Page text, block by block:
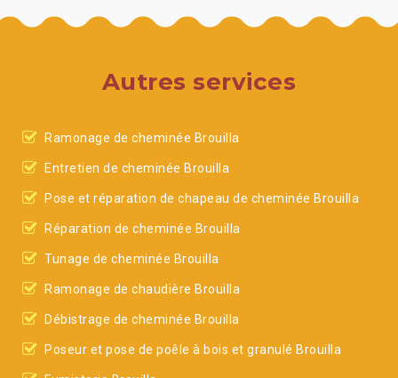
Autres services
Ramonage de cheminée Brouilla
Entretien de cheminée Brouilla
Pose et réparation de chapeau de cheminée Brouilla
Réparation de cheminée Brouilla
Tunage de cheminée Brouilla
Ramonage de chaudière Brouilla
Débistrage de cheminée Brouilla
Poseur et pose de poêle à bois et granulé Brouilla